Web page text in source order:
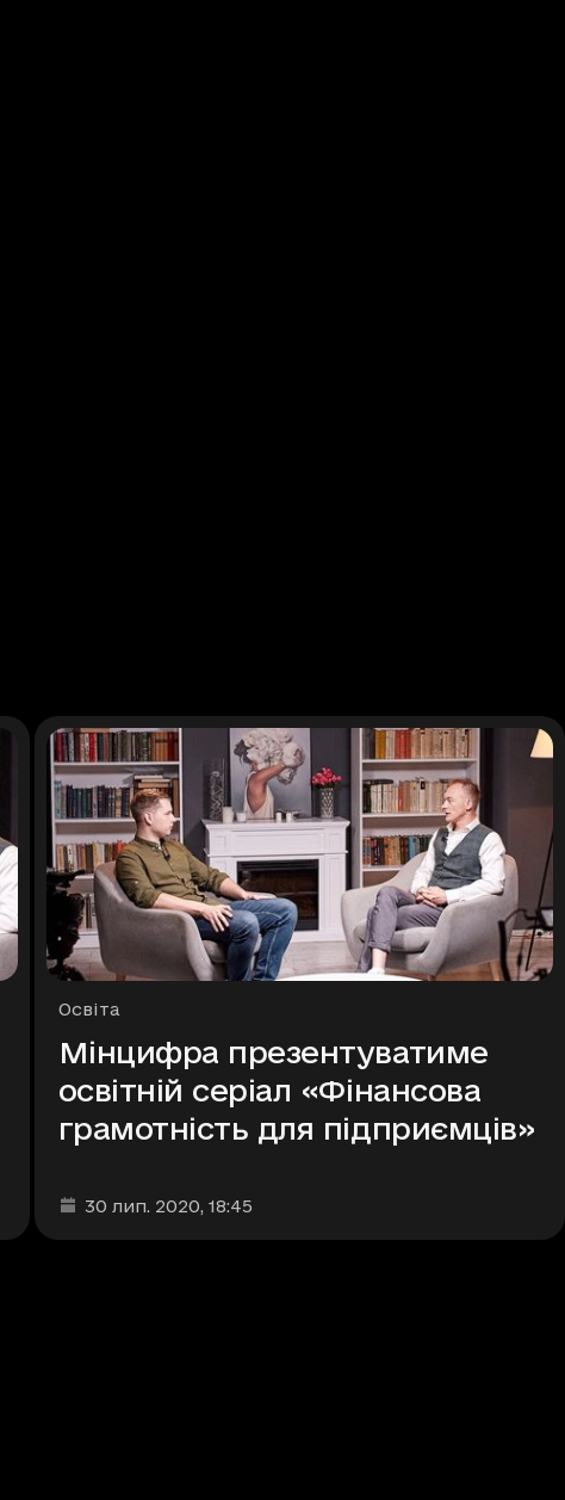
Рубрики
Освіта
Мінцифра презентуватиме
освітній серіал «Фінансова
грамотність для підприємців»
Дата та час публікації
30 лип. 2020, 18:45